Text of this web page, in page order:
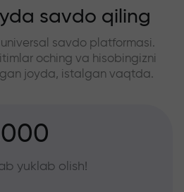
savdo qiling
savdo platformasi.
oching va hisobingizni
joyda, istalgan vaqtda.
yuklab olish!